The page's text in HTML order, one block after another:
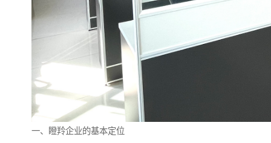
一、瞪羚企业的基本定位